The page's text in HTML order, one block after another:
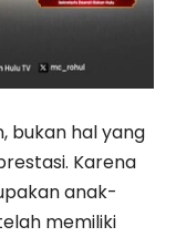
bukan hal yang
Karena
anak-
memiliki